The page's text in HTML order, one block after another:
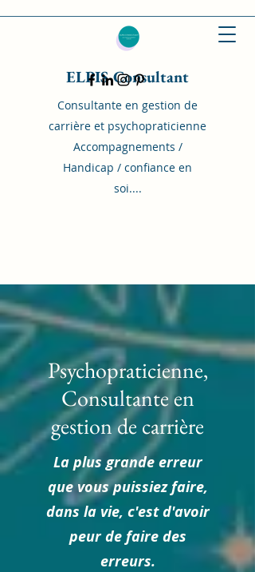
ELPIS Consultant
Consultante en gestion de
carrière et psychopraticienne
Accompagnements /
Handicap / confiance en
soi....
Psychopraticienne,
Consultante en
gestion de carrière
La plus grande erreur
que vous puissiez faire,
dans la vie, c'est d'avoir
peur de faire des
erreurs.